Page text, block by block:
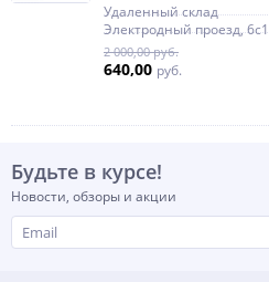
Удаленный склад
Электродный проезд, 6с1
2 000,00 руб.
640,00 руб.
Будьте в курсе!
Новости, обзоры и акции